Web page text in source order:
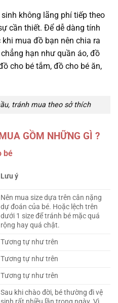
không lãng phí tiếp theo
cần thiết. Để dễ dàng tính
mua đồ bạn nên chia ra
hạn như quần áo, đồ
cho bé tắm, đồ cho bé ăn,
tránh mua theo sở thích
GỒM NHỮNG GÌ ?
bé
Lưu ý
Nên mua size dựa trên cân nặng
dự đoán của bé. Hoặc lệch trên
dưới 1 size để tránh bé mặc quá
rộng hay quá chật.
Tương tự như trên
Tương tự như trên
Tương tự như trên
Sau khi chào đời, bé thường đi vệ